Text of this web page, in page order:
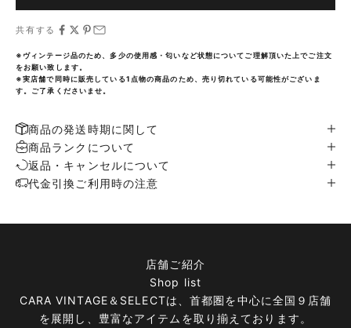
共有する
※ヴィンテージ品のため、多少の使用感・匂いなど状態についてご理解頂いた上でご注文
をお願い致します。
※実店舗で同時に販売している1点物の商品のため、売り切れている可能性がございま
す。ご了承くださいませ。
商品の発送時期に関して
商品ランクについて
返品・キャンセルについて
代金引換ご利用時の注意
店舗ご紹介
Shop list
CARA VINTAGE＆SELECTは、首都圏を中心に全国９店舗
を展開し、豊富なアイテムを取り揃えております。